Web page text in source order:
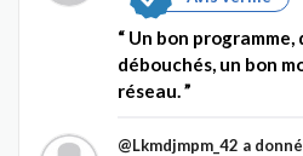
Un bon programme,
débouchés, un bon
réseau.
@Lkmdjmpm_42 a